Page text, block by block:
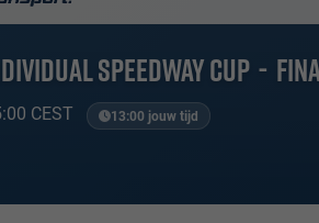
Speedway Cup -
CEST 13:00 jouw tijd